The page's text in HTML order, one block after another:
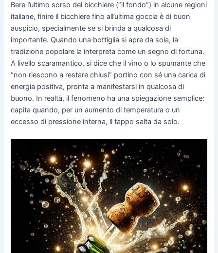
Bere l’ultimo sorso del bicchiere (“il fondo”) in alcune regioni
italiane, finire il bicchiere fino all’ultima goccia è di buon
auspicio, specialmente se si brinda a qualcosa di
importante. Quando una bottiglia si apre da sola, la
tradizione popolare la interpreta come un segno di fortuna.
A livello scaramantico, si dice che il vino o lo spumante che
“non riescono a restare chiusi” portino con sé una carica di
energia positiva, pronta a manifestarsi in qualcosa di
buono. In realtà, il fenomeno ha una spiegazione semplice:
capita quando, per un aumento di temperatura o un
eccesso di pressione interna, il tappo salta da solo.